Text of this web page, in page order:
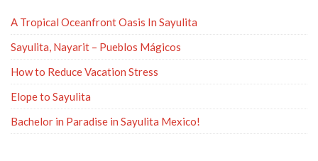
A Tropical Oceanfront Oasis In Sayulita
Sayulita, Nayarit – Pueblos Mágicos
How to Reduce Vacation Stress
Elope to Sayulita
Bachelor in Paradise in Sayulita Mexico!